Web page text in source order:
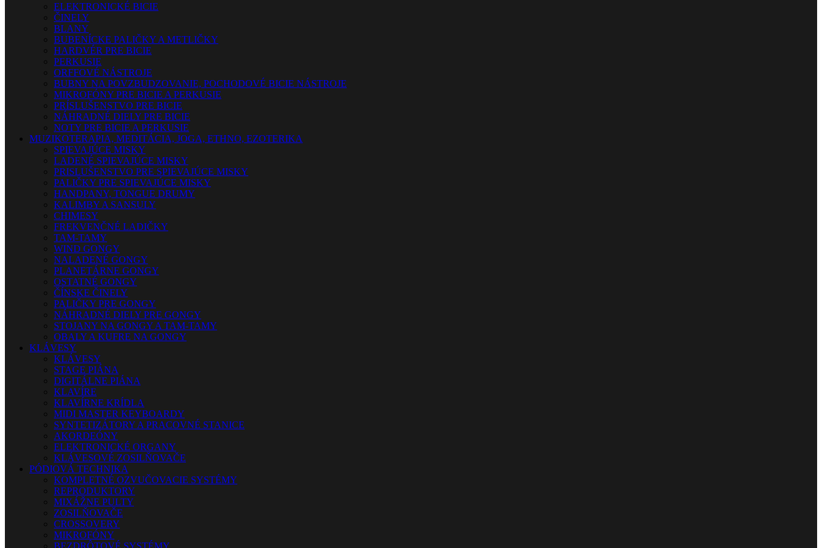
ELEKTRONICKÉ BICIE
ČINELY
BLANY
BUBENÍCKE PALIČKY A METLIČKY
HARDVÉR PRE BICIE
PERKUSIE
ORFFOVÉ NÁSTROJE
BUBNY NA POVZBUDZOVANIE, POCHODOVÉ BICIE NÁSTROJE
MIKROFÓNY PRE BICIE A PERKUSIE
PRÍSLUŠENSTVO PRE BICIE
NÁHRADNÉ DIELY PRE BICIE
NOTY PRE BICIE A PERKUSIE
MUZIKOTERAPIA, MEDITÁCIA, JOGA, ETHNO, EZOTERIKA
SPIEVAJÚCE MISKY
LADENÉ SPIEVAJÚCE MISKY
PRISLUŠENSTVO PRE SPIEVAJÚCE MISKY
PALIČKY PRE SPIEVAJÚCE MISKY
HANDPANY, TONGUE DRUMY
KALIMBY A SANSULY
CHIMESY
FREKVENČNÉ LADIČKY
TAM-TAMY
WIND GONGY
NALADENÉ GONGY
PLANETÁRNE GONGY
OSTATNÉ GONGY
ČÍNSKE ČINELY
PALIČKY PRE GONGY
NÁHRADNÉ DIELY PRE GONGY
STOJANY NA GONGY A TAM-TAMY
OBALY A KUFRE NA GONGY
KLÁVESY
KLÁVESY
STAGE PIÁNA
DIGITÁLNE PIÁNA
KLAVÍRE
KLAVÍRNE KRÍDLA
MIDI MASTER KEYBOARDY
SYNTETIZÁTORY A PRACOVNÉ STANICE
AKORDEÓNY
ELEKTRONICKÉ ORGANY
KLÁVESOVÉ ZOSILŇOVAČE
PÓDIOVÁ TECHNIKA
KOMPLETNÉ OZVUČOVACIE SYSTÉMY
REPRODUKTORY
MIXÁŽNE PULTY
ZOSILŇOVAČE
CROSSOVERY
MIKROFÓNY
BEZDRÔTOVÉ SYSTÉMY